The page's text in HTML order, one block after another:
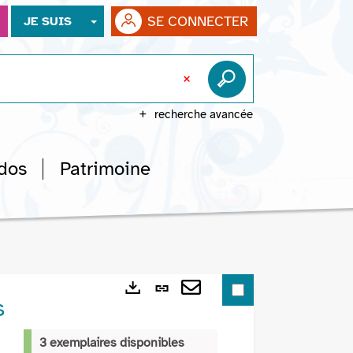
JE SUIS SE CONNECTER
recherche avancée
Patrimoine
Lien
(Nouvelle
3 exemplaires disponibles